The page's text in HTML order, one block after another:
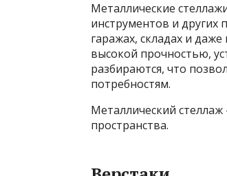
Металлические
инструментов и других
гаражах, складах и
высокой прочностью,
разбираются, что
потребностям.
Металлический
пространства.